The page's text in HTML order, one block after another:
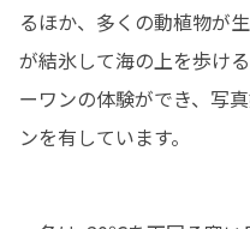
るほか、多くの動植物が
が結氷して海の上を歩け
ーワンの体験ができ、写
ンを有しています。